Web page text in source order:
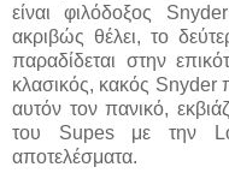
είναι φιλόδοξος
ακριβώς θέλει, το
παραδίδεται στην
κλασικός, κακός Snyder
αυτόν τον πανικό,
του Supes με την
αποτελέσματα.